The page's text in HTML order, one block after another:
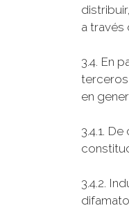
a través
3.4. En
en
3.4.1.
3.4.2.